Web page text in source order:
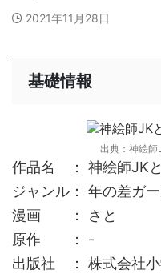
2021年11月28日
基礎情報
出典：神絵師
作品名 ： 神絵師JK
ジャンル： 年の差ガ
漫画 ： さと
原作 ： -
出版社 ： 株式会社